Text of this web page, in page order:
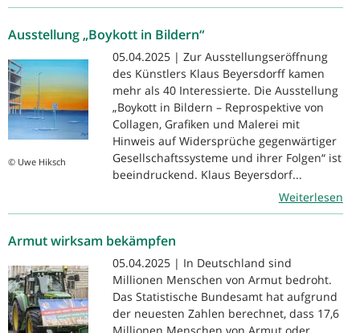
Ausstellung „Boykott in Bildern“
© Uwe Hiksch
05.04.2025 | Zur Ausstellungseröffnung
des Künstlers Klaus Beyersdorff kamen
mehr als 40 Interessierte. Die Ausstellung
„Boykott in Bildern – Reprospektive von
Collagen, Grafiken und Malerei mit
Hinweis auf Widersprüche gegenwärtiger
Gesellschaftssysteme und ihrer Folgen“ ist
beeindruckend. Klaus Beyersdorf...
Weiterlesen
Armut wirksam bekämpfen
05.04.2025 | In Deutschland sind
Millionen Menschen von Armut bedroht.
Das Statistische Bundesamt hat aufgrund
der neuesten Zahlen berechnet, dass 17,6